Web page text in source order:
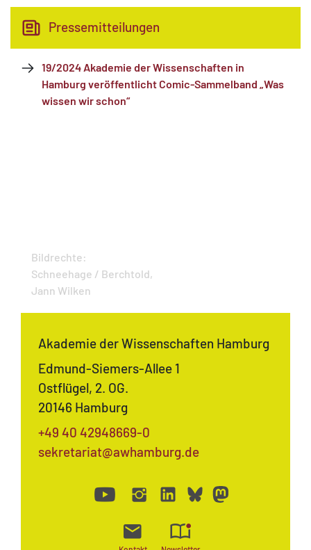
Pressemitteilungen
19/2024 Akademie der Wissenschaften in
Hamburg veröffentlicht Comic-Sammelband „Was
wissen wir schon“
Bildrechte:
Schneehage / Berchtold,
Jann Wilken
Akademie der Wissenschaften Hamburg
Edmund-Siemers-Allee 1
Ostflügel, 2. OG.
20146 Hamburg
+49 40 42948669-0
sekretariat@awhamburg.de